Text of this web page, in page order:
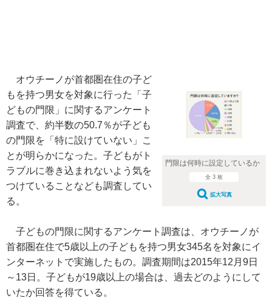
門限は何時に設定しているか
全 3 枚
拡大写真
オウチーノが首都圏在住の子ど
もを持つ男女を対象に行った「子
どもの門限」に関するアンケート
調査で、約半数の50.7％が子ども
の門限を「特に設けていない」こ
とが明らかになった。子どもがト
ラブルに巻き込まれないよう気を
つけていることなども調査してい
る。
子どもの門限に関するアンケート調査は、オウチーノが
首都圏在住で5歳以上の子どもを持つ男女345名を対象にイ
ンターネットで実施したもの。調査期間は2015年12月9日
～13日。子どもが19歳以上の場合は、過去どのようにして
いたか回答を得ている。